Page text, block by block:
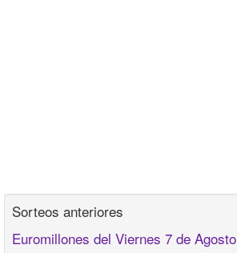
Sorteos anteriores
Euromillones del Viernes 7 de Agosto